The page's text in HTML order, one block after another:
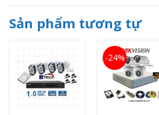
Sản phẩm tương tự
-24%